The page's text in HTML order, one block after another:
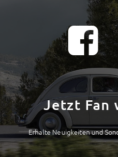
Jetzt Fan
Erhalte Neuigkeiten und